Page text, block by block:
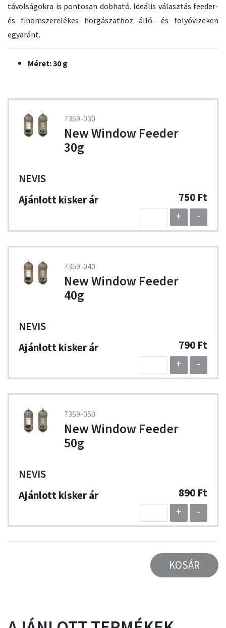
távolságokra is pontosan dobható. Ideális választás feeder-
és finomszerelékes horgászathoz álló- és folyóvizeken
egyaránt.
Méret: 30 g
7359-030
New Window Feeder
30g
NEVIS
750 Ft
+
-
7359-040
New Window Feeder
40g
NEVIS
790 Ft
+
-
7359-050
New Window Feeder
50g
NEVIS
890 Ft
+
-
KOSÁR